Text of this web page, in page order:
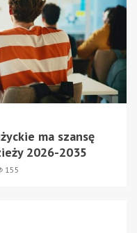
ma szansę
2026-2035
155